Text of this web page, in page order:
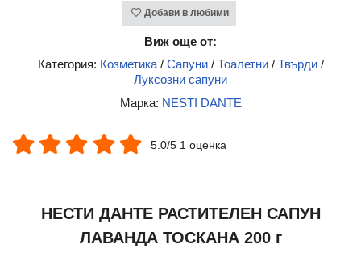
Добави в любими
Виж още от:
Категория: Козметика/ Сапуни/ Тоалетни/ Твърди/
Луксозни сапуни
Марка: NESTI DANTE
5.0/5 1 оценка
НЕСТИ ДАНТЕ РАСТИТЕЛЕН САПУН
ЛАВАНДА ТОСКАНА 200 г